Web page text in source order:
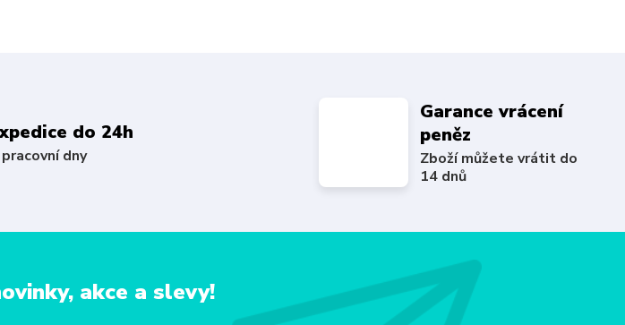
do 24h
dny
Garance vrácení
peněz
Zboží můžete vrátit do
14 dnů
akce a slevy!